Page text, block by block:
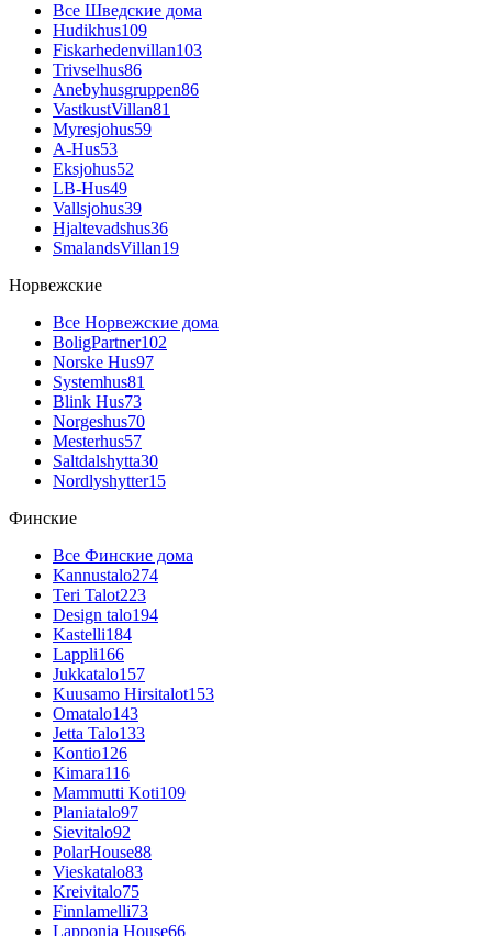
Все Шведские дома
Hudikhus109
Fiskarhedenvillan103
Trivselhus86
Anebyhusgruppen86
VastkustVillan81
Myresjohus59
A-Hus53
Eksjohus52
LB-Hus49
Vallsjohus39
Hjaltevadshus36
SmalandsVillan19
Норвежские
Все Норвежские дома
BoligPartner102
Norske Hus97
Systemhus81
Blink Hus73
Norgeshus70
Mesterhus57
Saltdalshytta30
Nordlyshytter15
Финские
Все Финские дома
Kannustalo274
Teri Talot223
Design talo194
Kastelli184
Lappli166
Jukkatalo157
Kuusamo Hirsitalot153
Omatalo143
Jetta Talo133
Kontio126
Kimara116
Mammutti Koti109
Planiatalo97
Sievitalo92
PolarHouse88
Vieskatalo83
Kreivitalo75
Finnlamelli73
Lapponia House66